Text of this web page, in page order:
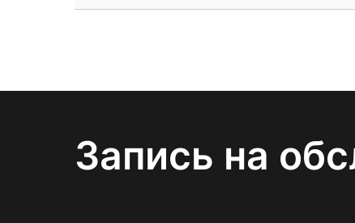
Запись на